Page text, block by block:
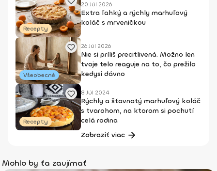
Recepty
20 Júl 2026
Extra ľahký a rýchly marhuľový
koláč s mrveničkou
Všeobecné
26 Júl 2026
Nie si príliš precitlivená. Možno len
tvoje telo reaguje na to, čo prežilo
kedysi dávno
Recepty
8 Júl 2024
Rýchly a šťavnatý marhuľový koláč
s tvarohom, na ktorom si pochutí
celá rodina
Zobraziť viac
Mohlo by ťa zaujímať